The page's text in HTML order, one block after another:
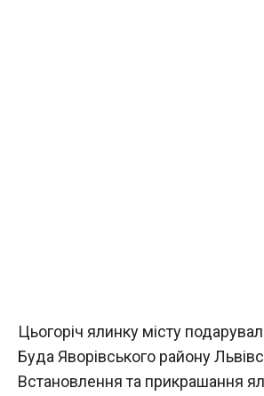
Цьогоріч ялинку місту
Буда Яворівського району
Встановлення та прикрашання